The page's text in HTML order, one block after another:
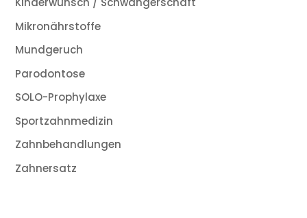
Mikronährstoffe
Mundgeruch
Parodontose
SOLO-Prophylaxe
Sportzahnmedizin
Zahnbehandlungen
Zahnersatz